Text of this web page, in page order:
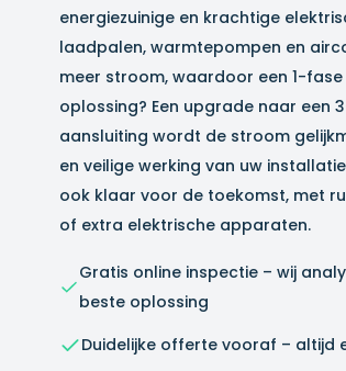
energiezuinige en krachtige
laadpalen, warmtepompen en
meer stroom, waardoor een 1-
oplossing? Een upgrade naar een
aansluiting wordt de stroom
en veilige werking van uw
ook klaar voor de toekomst, met
of extra elektrische apparaten.
Gratis online inspectie – wij
beste oplossing
Duidelijke offerte vooraf – altijd